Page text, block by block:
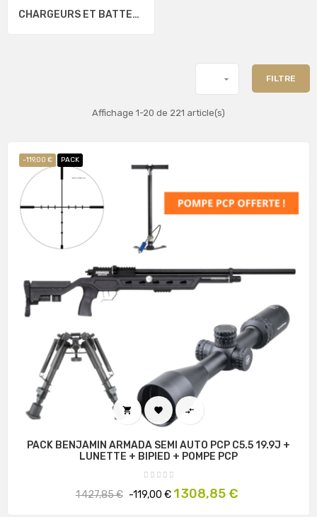
CHARGEURS ET BATTERIES
 FILTRE
Affichage 1-20 de 221 article(s)
-119,00 € PACK
  
PACK BENJAMIN ARMADA SEMI AUTO PCP C5.5 19.9J +
LUNETTE + BIPIED + POMPE PCP
Prix
1 427,85 € -119,00 € Prix
1 308,85 €